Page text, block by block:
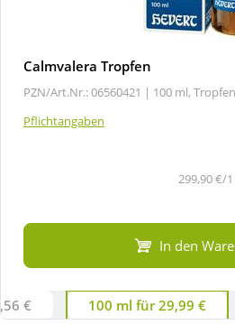
Calmvalera Tropfen
PZN/Art.Nr.: 06560421 | 100 ml, Tropfen
Pflichtangaben
299,90 €/
In den
€ 100 ml für 29,99 €